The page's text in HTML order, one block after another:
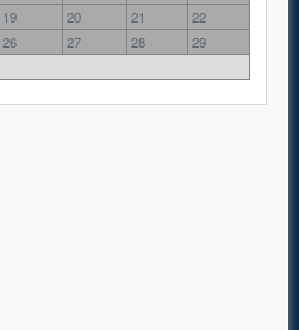
19 20 21
22
26 27 28
29